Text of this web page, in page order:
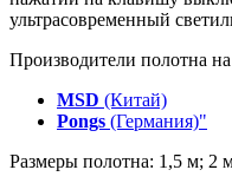
ультрасовременный
Производители полотна
MSD (Китай)
Pongs (Германия)"
Размеры полотна: 1,5 м; 2